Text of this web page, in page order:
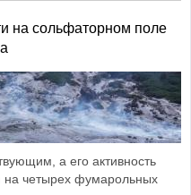
на сольфаторном поле
а его активность
на четырех фумарольных